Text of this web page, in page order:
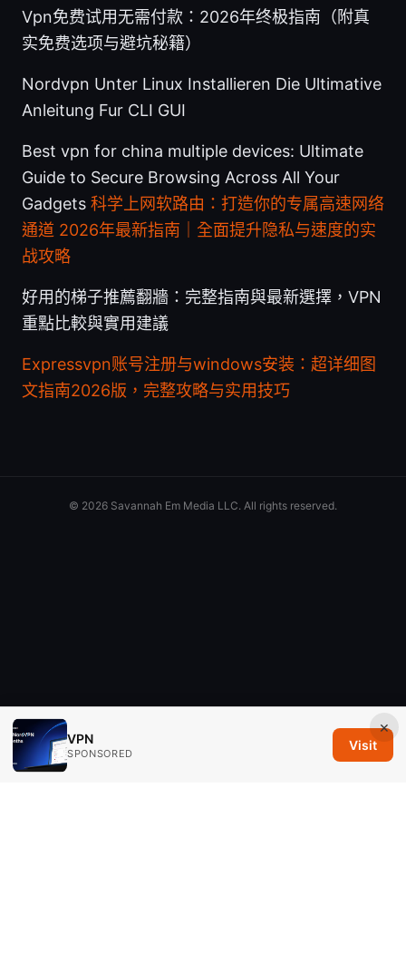
Vpn免费试用无需付款：2026年终极指南（附真
实免费选项与避坑秘籍）
Nordvpn Unter Linux Installieren Die Ultimative
Anleitung Fur CLI GUI
Best vpn for china multiple devices: Ultimate
Guide to Secure Browsing Across All Your
Gadgets 科学上网软路由：打造你的专属高速网络
通道 2026年最新指南｜全面提升隐私与速度的实
战攻略
好用的梯子推薦翻牆：完整指南與最新選擇，VPN
重點比較與實用建議
Expressvpn账号注册与windows安装：超详细图
文指南2026版，完整攻略与实用技巧
×
VPN
SPONSORED
Visit
© 2026 Savannah Em Media LLC. All rights reserved.